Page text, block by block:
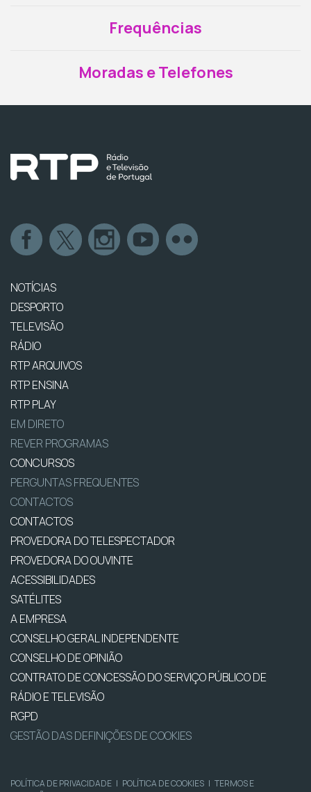
Frequências
Moradas e Telefones
NOTÍCIAS
DESPORTO
TELEVISÃO
RÁDIO
RTP ARQUIVOS
RTP ENSINA
RTP PLAY
EM DIRETO
REVER PROGRAMAS
CONCURSOS
PERGUNTAS FREQUENTES
CONTACTOS
CONTACTOS
PROVEDORA DO TELESPECTADOR
PROVEDORA DO OUVINTE
ACESSIBILIDADES
SATÉLITES
A EMPRESA
CONSELHO GERAL INDEPENDENTE
CONSELHO DE OPINIÃO
CONTRATO DE CONCESSÃO DO SERVIÇO PÚBLICO DE
RÁDIO E TELEVISÃO
RGPD
GESTÃO DAS DEFINIÇÕES DE COOKIES
POLÍTICA DE PRIVACIDADE | POLÍTICA DE COOKIES | TERMOS E